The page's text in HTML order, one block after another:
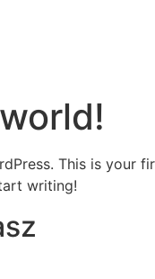
This is your
writing!